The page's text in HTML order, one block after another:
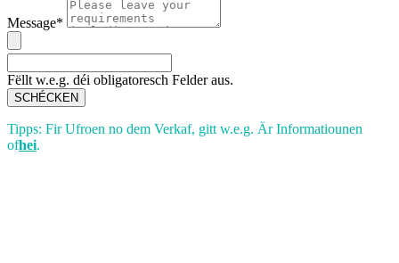
Message*
Fëllt w.e.g. déi obligatoresch Felder aus.
SCHÉCKEN
Tipps: Fir Ufroen no dem Verkaf, gitt w.e.g. Är Informatiounen
ofhei.